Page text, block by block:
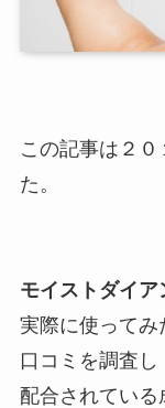
この記事は２
た。
モイストダイア
実際に使ってみ
口コミを調査し
配合されている